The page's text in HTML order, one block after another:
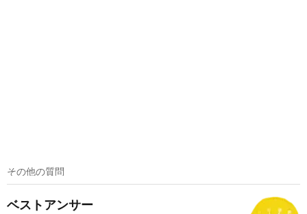
その他の質問
ベストアンサー